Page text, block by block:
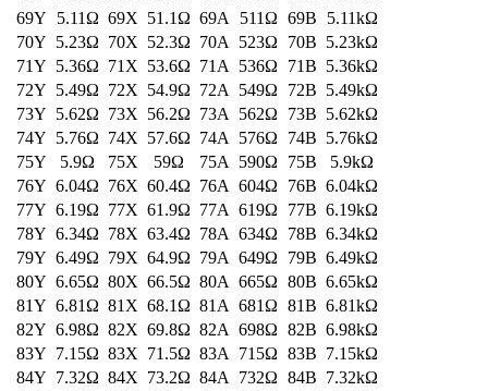
Anda menemui kesulitan untuk
mengidentifikasi nilai resistor SMD
tersebut, Anda dapat menggunakan alat
pengukur resistor seperti multimeter yang
dilengkapi dengan mode pengukuran SMD
sehingga dapat membantu anda mengetahui
nilai SMD tersebut. Untuk mengetahui
spesifikasi lengkap dari resistor SMD, anda
bisa mendapatkan spesifikasi lengkapnya
dari datasheet produk resistor SMD tersebut
melalui internet. Semoga bisa membantu
anda